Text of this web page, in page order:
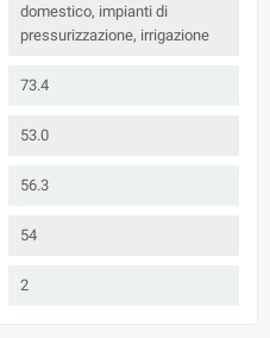
domestico, impianti di
pressurizzazione, irrigazione
73.4
53.0
56.3
54
2